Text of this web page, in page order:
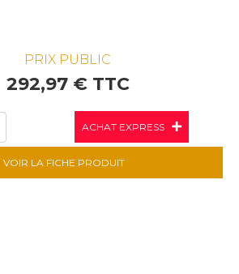
PRIX PUBLIC
292,97 € TTC
ACHAT EXPRESS
VOIR LA FICHE PRODUIT